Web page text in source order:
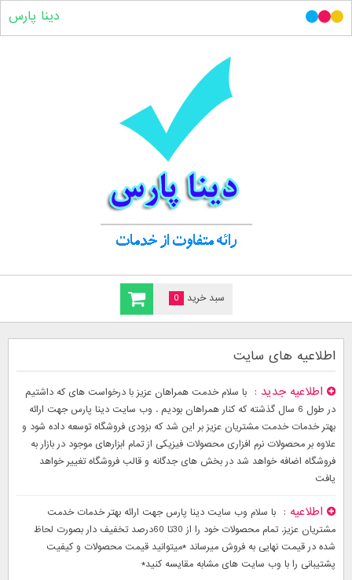
سبد خرید 0
دینا پارس
اطلاعیه های سایت
اطلاعیه جدید
با سلام خدمت همراهان عزیز با درخواست های که داشتیم
در طول 6 سال گذشته که کنار همراهان بودیم . وب سایت دینا پارس جهت ارائه
بهتر خدمات خدمت مشتریان عزیز بر این شد که بزودی فروشگاه توسعه داده شود و
علاوه بر محصولات نرم افزاری محصولات فیزیکی از تمام ابزارهای موجود در بازار به
فروشگاه اضافه خواهد شد در بخش های جدگانه و قالب فروشگاه تغییر خواهد
یافت
اطلاعیه
با سلام وب سایت دینا پارس جهت ارائه بهتر خدمات خدمت
مشتریان عزیز. تمام محصولات خود را از 30تا 60درصد تخفیف دار بصورت لحاظ
شده در قیمت نهایی به فروش میرساند *میتوانید قیمت محصولات و کیفیت
پشتیبانی را با وب سایت های مشابه مقایسه کنید*